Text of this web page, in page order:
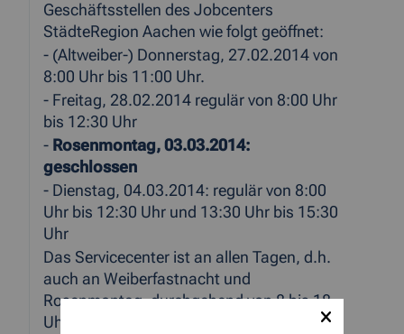
Geschäftsstellen des Jobcenters
StädteRegion Aachen wie folgt geöffnet:
- (Altweiber-) Donnerstag, 27.02.2014 von
8:00 Uhr bis 11:00 Uhr.
- Freitag, 28.02.2014 regulär von 8:00 Uhr
bis 12:30 Uhr
- Rosenmontag, 03.03.2014:
geschlossen
- Dienstag, 04.03.2014: regulär von 8:00
Uhr bis 12:30 Uhr und 13:30 Uhr bis 15:30
Uhr
Das Servicecenter ist an allen Tagen, d.h.
auch an Weiberfastnacht und
Rosenmontag, durchgehend von 8 bis 18
Uhr unter 0241-886810 erreichbar.